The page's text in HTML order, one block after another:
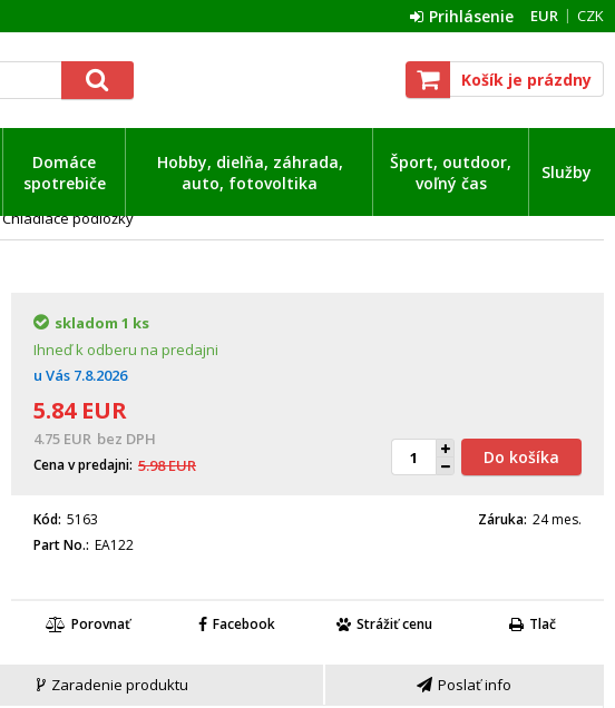
EUR CZK
Prihlásenie
Košík je prázdny
Domáce
spotrebiče
Hobby, dielňa, záhrada,
auto, fotovoltika
Šport, outdoor,
voľný čas
Služby
Chladiace podložky
skladom 1 ks
Ihneď k odberu na predajni
u Vás 7.8.2026
5.84EUR
4.75 EUR bez DPH
Cena v predajni 5.98EUR Do košíka
Kód 5163
Part No. EA122
Záruka 24 mes.
Porovnať Facebook Strážiť cenu Tlač
Zaradenie produktu Poslať info